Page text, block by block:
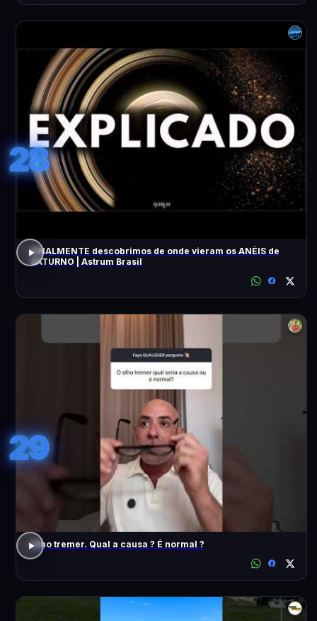
28
FINALMENTE descobrimos de onde vieram os ANÉIS de
SATURNO | Astrum Brasil
29
Olho tremer. Qual a causa ? É normal ?